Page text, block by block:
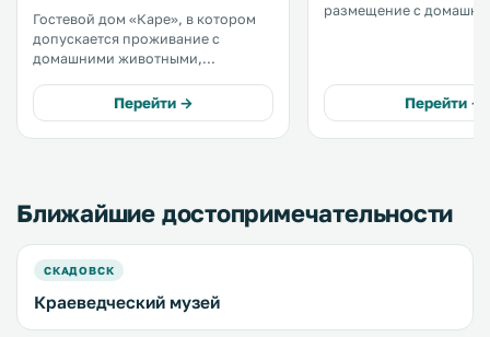
Гостевой дом «Каре», в котором
допускается проживание с
домашними животными,
Гостям предоставляются тапочки
и бесплатные туалетно-
косметические принадлежности. .
Перейти →
размещение с
номера оснащены
числе удобств общая
Перейти →
Ближайшие достопримечательности
СКАДОВСК
Краеведческий музей